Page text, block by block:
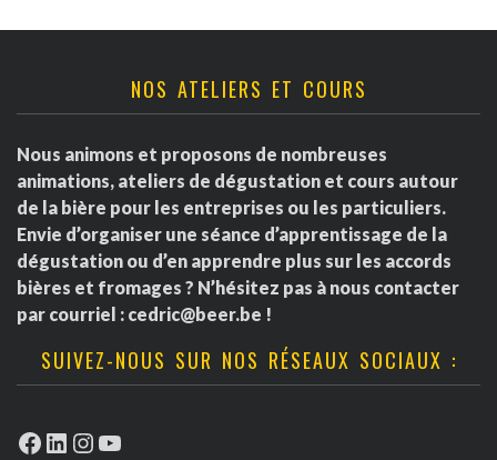
NOS ATELIERS ET COURS
Nous animons et proposons de nombreuses
animations, ateliers de dégustation et cours autour
de la bière pour les entreprises ou les particuliers.
Envie d’organiser une séance d’apprentissage de la
dégustation ou d’en apprendre plus sur les accords
bières et fromages ? N’hésitez pas à nous contacter
par courriel : cedric@beer.be !
SUIVEZ-NOUS SUR NOS RÉSEAUX SOCIAUX :
Facebook
LinkedIn
Instagram
YouTube